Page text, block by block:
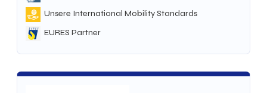
Unsere International Mobility Standards
EURES Partner